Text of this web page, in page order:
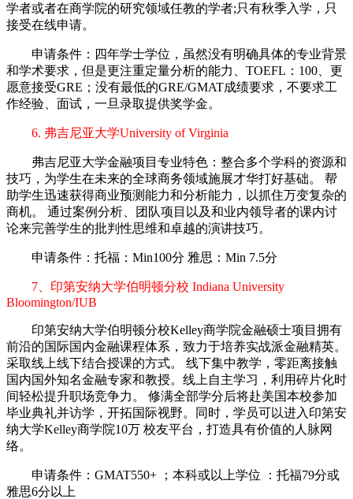
学者或者在商学院的研究领域任教的学者;只有秋季入学，只
接受在线申请。
申请条件：四年学士学位，虽然没有明确具体的专业背景
和学术要求，但是更注重定量分析的能力、TOEFL：100、更
愿意接受GRE；没有最低的GRE/GMAT成绩要求，不要求工
作经验、面试，一旦录取提供奖学金。
6. 弗吉尼亚大学University of Virginia
弗吉尼亚大学金融项目专业特色：整合多个学科的资源和
技巧，为学生在未来的全球商务领域施展才华打好基础。 帮
助学生迅速获得商业预测能力和分析能力，以抓住万变复杂的
商机。 通过案例分析、团队项目以及和业内领导者的课内讨
论来完善学生的批判性思维和卓越的演讲技巧。
申请条件：托福：Min100分 雅思：Min 7.5分
7、印第安纳大学伯明顿分校 Indiana University
Bloomington/IUB
印第安纳大学伯明顿分校Kelley商学院金融硕士项目拥有
前沿的国际国内金融课程体系，致力于培养实战派金融精英。
采取线上线下结合授课的方式。 线下集中教学，零距离接触
国内国外知名金融专家和教授。线上自主学习，利用碎片化时
间轻松提升职场竞争力。 修满全部学分后将赴美国本校参加
毕业典礼并访学，开拓国际视野。同时，学员可以进入印第安
纳大学Kelley商学院10万 校友平台，打造具有价值的人脉网
络。
申请条件：GMAT550+ ；本科或以上学位 ：托福79分或
雅思6分以上